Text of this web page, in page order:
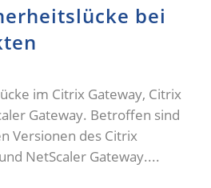
bei
im Citrix Gateway, Citrix
Gateway. Betroffen sind
Versionen des Citrix
NetScaler Gateway....